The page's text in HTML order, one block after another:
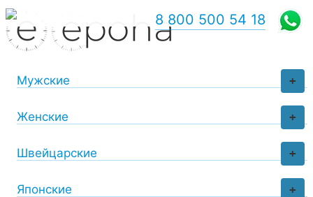
+
Мужские
+
Женские
+
Швейцарские
+
Японские
8 800 500 54 18